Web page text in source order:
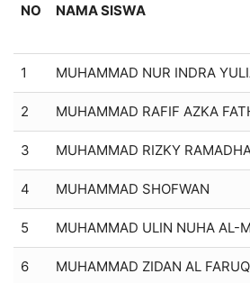
NO NAMA SISWA
1 MUHAMMAD NUR INDRA
2 MUHAMMAD RAFIF AZKA
3 MUHAMMAD RIZKY
4 MUHAMMAD SHOFWAN
5 MUHAMMAD ULIN NUHA AL-
6 MUHAMMAD ZIDAN AL FARUQ